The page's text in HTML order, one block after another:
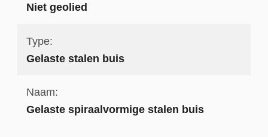
Niet geolied
Type:
Gelaste stalen buis
Naam:
Gelaste spiraalvormige stalen buis